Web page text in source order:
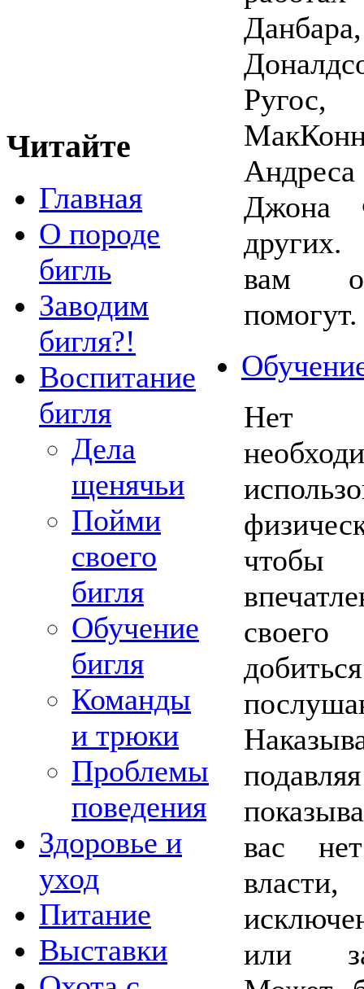
Читайте
Главная
О породе
бигль
Заводим
бигля?!
Воспитание
бигля
Дела
щенячьи
Пойми
своего
бигля
Обучение
бигля
Команды
и трюки
Проблемы
поведения
Здоровье и
уход
Питание
Выставки
Ругос,
Джона
вам
помогут.
Нет
чтобы
добиться
вас
или